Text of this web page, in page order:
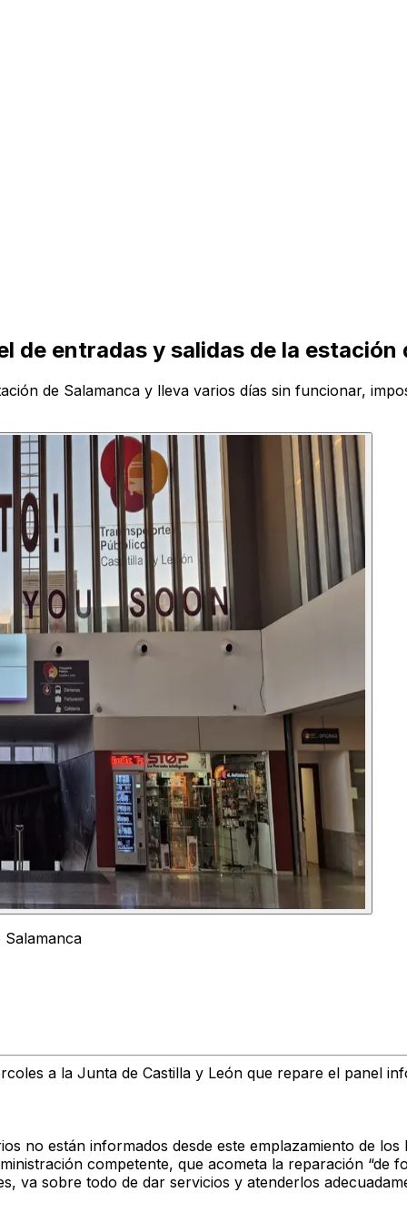
de entradas y salidas de la
de Salamanca y lleva varios días sin funcionar,
a la Junta de Castilla y León que repare el panel
no están informados desde este emplazamiento de
competente, que acometa la reparación “de
va sobre todo de dar servicios y atenderlos